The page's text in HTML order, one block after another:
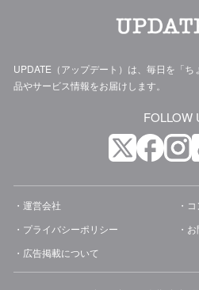
UPDATE（アップデート）は、毎日を「
品やサービス情報をお届けします。
FOLLOW
運営会社
プライバシーポリシー
広告掲載について